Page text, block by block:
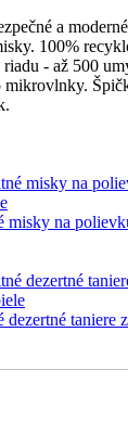
a
100%
- až 500
mikrovlnky.
misky na
dezertné taniere